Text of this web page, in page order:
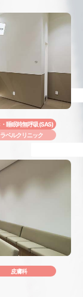
睡眠時無呼吸 (SAS)
ラベルクリニック
皮膚科